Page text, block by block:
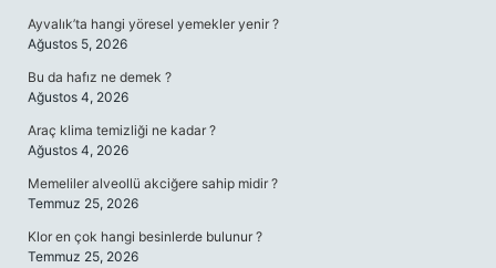
Ayvalık’ta hangi yöresel yemekler yenir ?
Ağustos 5, 2026
Bu da hafız ne demek ?
Ağustos 4, 2026
Araç klima temizliği ne kadar ?
Ağustos 4, 2026
Memeliler alveollü akciğere sahip midir ?
Temmuz 25, 2026
Klor en çok hangi besinlerde bulunur ?
Temmuz 25, 2026